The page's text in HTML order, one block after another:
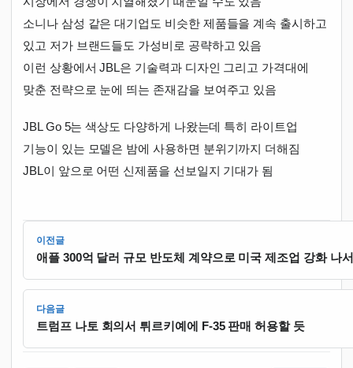
소니나 삼성 같은 대기업도 비슷한 제품들을 계속 출시하고
있고 저가 브랜드들도 가성비로 공략하고 있음
이런 상황에서 JBL은 기술력과 디자인 그리고 가격대에
맞춘 전략으로 눈에 띄는 존재감을 보여주고 있음
JBL Go 5는 색상도 다양하게 나왔는데 특히 라이트업
기능이 있는 모델은 밤에 사용하면 분위기까지 더해짐
JBL이 앞으로 어떤 신제품을 선보일지 기대가 됨
이전글
애플 300억 달러 규모 반도체 계약으로 미국 제조업 강화 나서
다음글
트럼프 나토 회의서 튀르키예에 F-35 판매 허용할 듯